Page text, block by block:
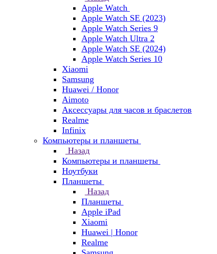
Apple Watch
Apple Watch SE (2023)
Apple Watch Series 9
Apple Watch Ultra 2
Apple Watch SE (2024)
Apple Watch Series 10
Xiaomi
Samsung
Huawei / Honor
Aimoto
Аксессуары для часов и браслетов
Realme
Infinix
Компьютеры и планшеты
Назад
Компьютеры и планшеты
Ноутбуки
Планшеты
Назад
Планшеты
Apple iPad
Xiaomi
Huawei | Honor
Realme